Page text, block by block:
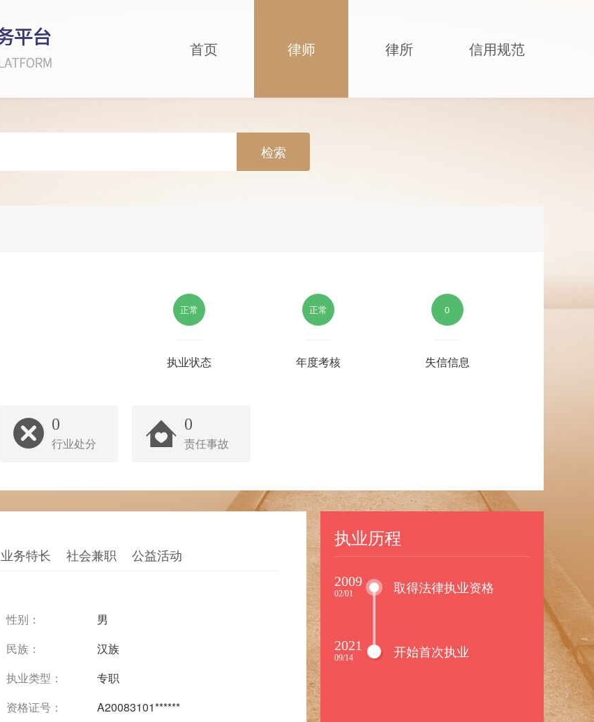
首页 律师 律所 信用规范
检索
正常
执业状态
正常
年度考核
0
失信信息
0
行业处分
0
责任事故
业务特长 社会兼职 公益活动
性别：
男
民族：
汉族
执业类型：
专职
资格证号：
A20083101******
执业历程
2009
02/01 取得法律执业资格
2021
09/14 开始首次执业